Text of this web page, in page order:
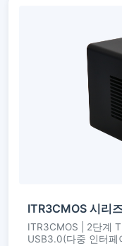
ITR3CMOS 시리
ITR3CMOS | 2단계
USB3.0(다중 인터페